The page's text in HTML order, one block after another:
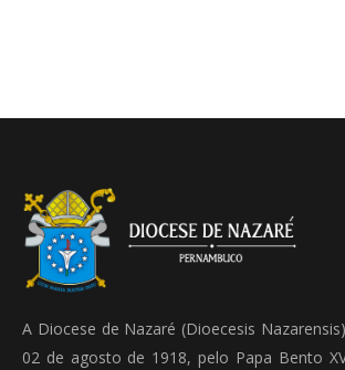
A Diocese de Nazaré (Dioecesis
02 de agosto de 1918, pelo Papa Bento